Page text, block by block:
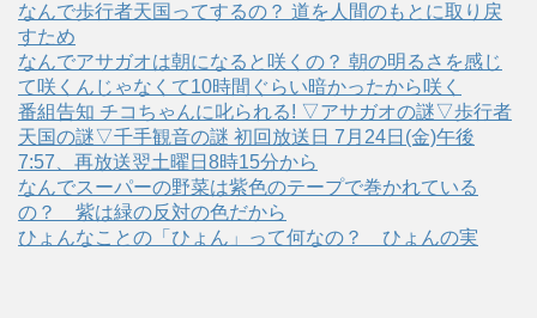
なんで歩行者天国ってするの？ 道を人間のもとに取り戻
すため
なんでアサガオは朝になると咲くの？ 朝の明るさを感じ
て咲くんじゃなくて10時間ぐらい暗かったから咲く
番組告知 チコちゃんに叱られる! ▽アサガオの謎▽歩行者
天国の謎▽千手観音の謎 初回放送日 7月24日(金)午後
7:57、再放送翌土曜日8時15分から
なんでスーパーの野菜は紫色のテープで巻かれている
の？ 紫は緑の反対の色だから
ひょんなことの「ひょん」って何なの？ ひょんの実